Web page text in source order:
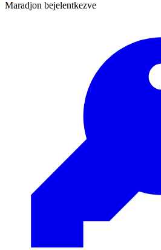
Maradjon bejelentkezve